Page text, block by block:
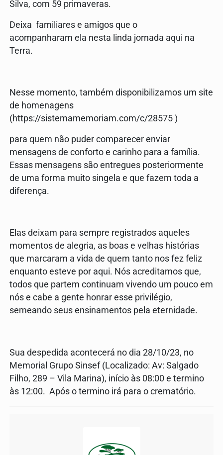
Silva, com 59 primaveras.
Deixa familiares e amigos que o
acompanharam ela nesta linda jornada aqui na
Terra.
Nesse momento, também disponibilizamos um site
de homenagens
(https://sistemamemoriam.com/c/28575 )
para quem não puder comparecer enviar
mensagens de conforto e carinho para a família.
Essas mensagens são entregues posteriormente
de uma forma muito singela e que fazem toda a
diferença.
Elas deixam para sempre registrados aqueles
momentos de alegria, as boas e velhas histórias
que marcaram a vida de quem tanto nos fez feliz
enquanto esteve por aqui. Nós acreditamos que,
todos que partem continuam vivendo um pouco em
nós e cabe a gente honrar esse privilégio,
semeando seus ensinamentos pela eternidade.
Sua despedida acontecerá no dia 28/10/23, no
Memorial Grupo Sinsef (Localizado: Av: Salgado
Filho, 289 – Vila Marina), início às 08:00 e termino
às 12:00. Após o termino irá para o crematório.